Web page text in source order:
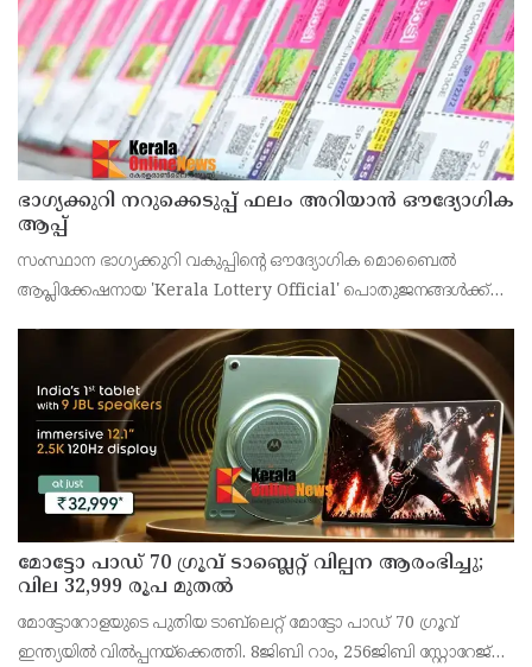
ഭാഗ്യക്കുറി നറുക്കെടുപ്പ് ഫലം അറിയാൻ ഔദ്യോഗിക
ആപ്പ്
സംസ്ഥാന ഭാഗ്യക്കുറി വകുപ്പിന്റെ ഔദ്യോഗിക മൊബൈൽ
ആപ്ലിക്കേഷനായ 'Kerala Lottery Official' പൊതുജനങ്ങൾക്ക്
അഞ്ജു കെ എസ് അറിയിച്ചു.
മോട്ടോ പാഡ് 70 ഗ്രൂവ് ടാബ്ലെറ്റ് വില്പന ആരംഭിച്ചു;
വില 32,999 രൂപ മുതൽ
മോട്ടോറോളയുടെ പുതിയ ടാബ്‌ലെറ്റ് മോട്ടോ പാഡ് 70 ഗ്രൂവ്
ഇന്ത്യയിൽ വിൽപ്പനയ്‌ക്കെത്തി. 8ജിബി റാം, 256ജിബി സ്റ്റോറേജ്